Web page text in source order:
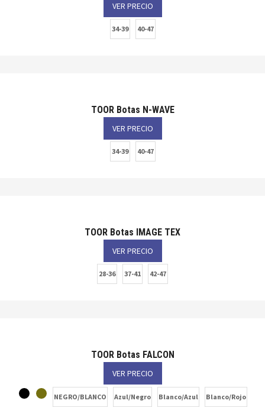
VER PRECIO
34-39 40-47
TOOR Botas N-WAVE
VER PRECIO
34-39 40-47
TOOR Botas IMAGE TEX
VER PRECIO
28-36 37-41 42-47
TOOR Botas FALCON
VER PRECIO
NEGRO/BLANCO Azul/Negro Blanco/Azul Blanco/Rojo